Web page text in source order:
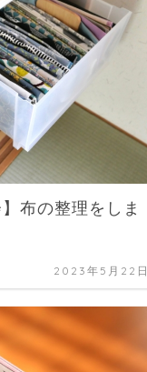
布の整理をしま
2023年5月22日